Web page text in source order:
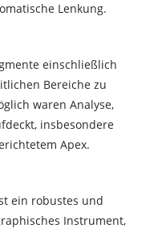
Lenkung.
einschließlich
Bereiche zu
waren Analyse,
insbesondere
Apex.
ein robustes und
Instrument,